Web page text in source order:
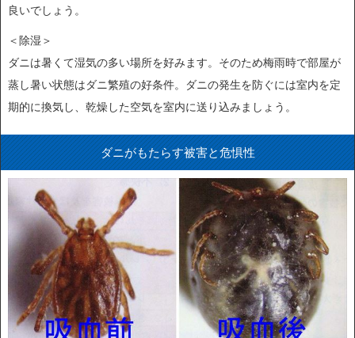
良いでしょう。
＜除湿＞
ダニは暑くて湿気の多い場所を好みます。そのため梅雨時で部屋が
蒸し暑い状態はダニ繁殖の好条件。ダニの発生を防ぐには室内を定
期的に換気し、乾燥した空気を室内に送り込みましょう。
ダニがもたらす被害と危惧性